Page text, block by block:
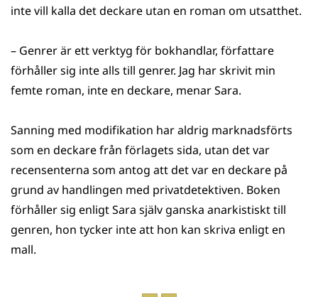
inte vill kalla det deckare utan en roman om utsatthet.
– Genrer är ett verktyg för bokhandlar, författare
förhåller sig inte alls till genrer. Jag har skrivit min
femte roman, inte en deckare, menar Sara.
Sanning med modifikation har aldrig marknadsförts
som en deckare från förlagets sida, utan det var
recensenterna som antog att det var en deckare på
grund av handlingen med privatdetektiven. Boken
förhåller sig enligt Sara själv ganska anarkistiskt till
genren, hon tycker inte att hon kan skriva enligt en
mall.